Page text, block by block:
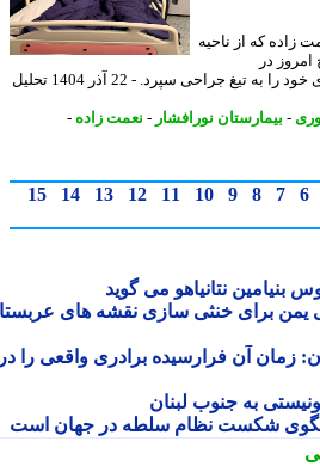
که از ناحیه
در
بیمارستان نورافشار تهران، زانوی خود را به تیغ جراحی سپرد. - 22 آذر 1404 تحلیل
- بیمارستان نورافشار-نعمت زاده -
7
8
9
10
11
12
13
14
15
نتانیاهو می گوید
برای خنثی سازی نقشه های عربستان
آن فرارسیده برادری واقعی را در
به جنوب لبنان
شکست نظام سلطه در جهان است